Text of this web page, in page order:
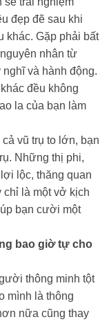
đẹp đẽ sau khi
khác. Gặp phải bất
nhân từ
và hành động.
đều không
la của bạn làm
vũ trụ to lớn, bạn
Những thị phi,
lộc, thăng quan
là một vở kịch
bạn cười một
bao giờ tự cho
thông minh tột
mình là thông
nữa cũng thay